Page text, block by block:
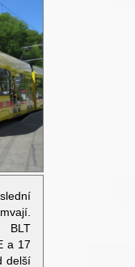
BLT
a 17
delší